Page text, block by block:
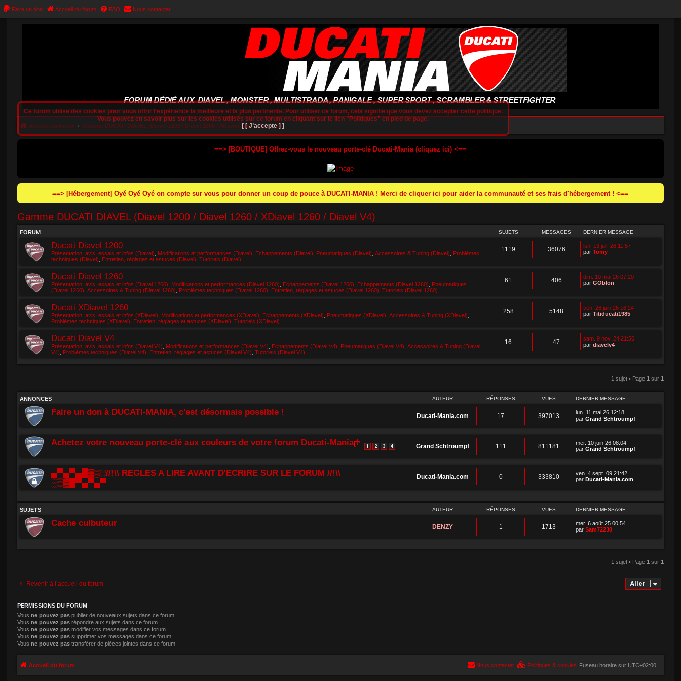
Faire un don Accueil du forum FAQ Nous contacter
Accueil du forum Gamme DUCATI DIAVEL (Diavel 1200 / Diavel 1260 / XDiavel 1260 / Diavel V4)
==> [BOUTIQUE] Offrez-vous le nouveau porte-clé Ducati-Mania (cliquez ici) <==
==> [Hébergement] Oyé Oyé Oyé on compte sur vous pour donner un coup de pouce à DUCATI-MANIA ! Merci de cliquer ici pour aider la communauté et ses frais d'hébergement ! <==
Gamme DUCATI DIAVEL (Diavel 1200 / Diavel 1260 / XDiavel 1260 / Diavel V4)
FORUM SUJETS MESSAGES DERNIER MESSAGE
Ducati Diavel 1200
Présentation, avis, essais et infos (Diavel) Modifications et performances (Diavel) Echappements (Diavel) Pneumatiques (Diavel) Accessoires & Tuning (Diavel)
Problèmes
techniques (Diavel)
Entretien, réglages et astuces (Diavel) Tutoriels (Diavel)
1119 36076
lun. 13 juil. 26 11:57
parTomy
Ducati Diavel 1260
Présentation, avis, essais et infos (Diavel 1260) Modifications et performances (Diavel 1260) Echappements (Diavel 1260) Echappements (Diavel 1260)
Pneumatiques
(Diavel 1260) Accessoires & Tuning (Diavel 1260) Problèmes techniques (Diavel 1260) Entretien, réglages et astuces (Diavel 1260) Tutoriels (Diavel 1260)
61 406
dim. 10 mai 26 07:20
parGOblon
Ducati XDiavel 1260
Présentation, avis, essais et infos (XDiavel) Modifications et performances (XDiavel) Echappements (XDiavel) Pneumatiques (XDiavel) Accessoires & Tuning (XDiavel)
Problèmes techniques (XDiavel)
Entretien, réglages et astuces (XDiavel) Tutoriels (XDiavel)
258 5148
ven. 26 juin 26 16:24
parTitiducati1985
Ducati Diavel V4
Présentation, avis, essais et infos (Diavel V4) Modifications et performances (Diavel V4) Echappements (Diavel V4) Pneumatiques (Diavel V4) Accessoires & Tuning (Diavel
V4)
Problèmes techniques (Diavel V4) Entretien, réglages et astuces (Diavel V4) Tutoriels (Diavel V4)
16 47
sam. 9 nov. 24 21:56
pardiavelv4
1 sujet • Page1 sur1
ANNONCES AUTEUR RÉPONSES VUES DERNIER MESSAGE
Faire un don à DUCATI-MANIA, c'est désormais possible ! Ducati-Mania.com 17 397013
lun. 11 mai 26 12:18
parGrand Schtroumpf
Achetez votre nouveau porte-clé aux couleurs de votre forum Ducati-Mania ! 1 2 3 4 Grand Schtroumpf 111 811181
mer. 10 juin 26 08:04
parGrand Schtroumpf
▄▀▄▀▄█▓▒░//!\\ REGLES A LIRE AVANT D'ECRIRE SUR LE FORUM //!\\
░▒▓█▀▄▀▄▀
Ducati-Mania.com 0 333810
ven. 4 sept. 09 21:42
parDucati-Mania.com
SUJETS AUTEUR RÉPONSES VUES DERNIER MESSAGE
Cache culbuteur DENZY 1 1713
mer. 6 août 25 00:54
parSam72230
1 sujet • Page1 sur1
Revenir à l’accueil du forum Aller
PERMISSIONS DU FORUM
Vous ne pouvez paspublier de nouveaux sujets dans ce forum
Vous ne pouvez pasrépondre aux sujets dans ce forum
Vous ne pouvez pasmodifier vos messages dans ce forum
Vous ne pouvez passupprimer vos messages dans ce forum
Vous ne pouvez pastransférer de pièces jointes dans ce forum
Ce forum utilise des cookies pour vous offrir l‘expérience la meilleure et la plus pertinente. Pour utiliser ce forum, cela signifie que vous devez accepter cette politique.
Vous pouvez en savoir plus sur les cookies utilisés sur ce forum en cliquant sur le lien "Politiques" en pied de page.
[ [ J’accepte ] ]
Accueil du forum Fuseau horaire sur UTC+02:00
Politiques & cookies
Nous contacter